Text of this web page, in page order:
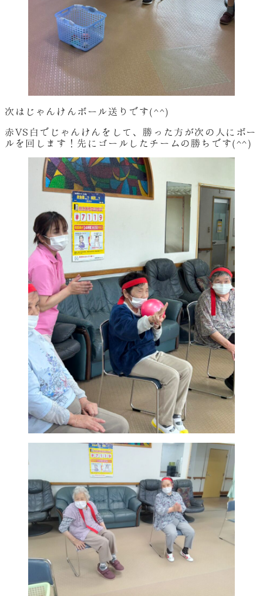
次はじゃんけんボール送りです(^^)
赤VS白でじゃんけんをして、勝った方が次の人にボー
ルを回します！先にゴールしたチームの勝ちです(^^)